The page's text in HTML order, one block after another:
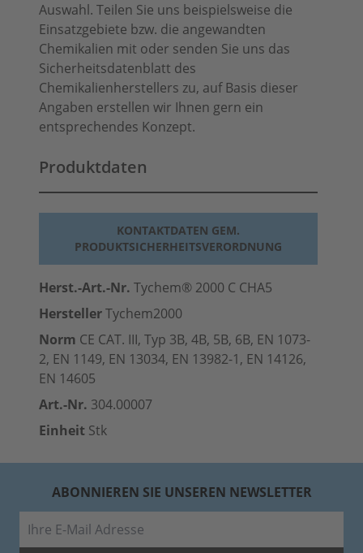
Auswahl. Teilen Sie uns beispielsweise die
Einsatzgebiete bzw. die angewandten
Chemikalien mit oder senden Sie uns das
Sicherheitsdatenblatt des
Chemikalienherstellers zu, auf Basis dieser
Angaben erstellen wir Ihnen gern ein
entsprechendes Konzept.
Produktdaten
KONTAKTDATEN GEM.
PRODUKTSICHERHEITSVERORDNUNG
Herst.-Art.-Nr. Tychem® 2000 C CHA5
HerstellerTychem2000
Norm CE CAT. III, Typ 3B, 4B, 5B, 6B, EN 1073-
2, EN 1149, EN 13034, EN 13982-1, EN 14126,
EN 14605
Art.-Nr. 304.00007
Einheit Stk
ABONNIEREN SIE UNSEREN NEWSLETTER